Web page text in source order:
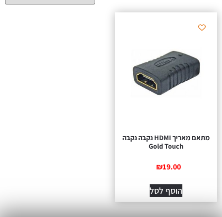
מתאם מאריך HDMI נקבה נקבה
Gold Touch
₪19.00
הוסף לסל